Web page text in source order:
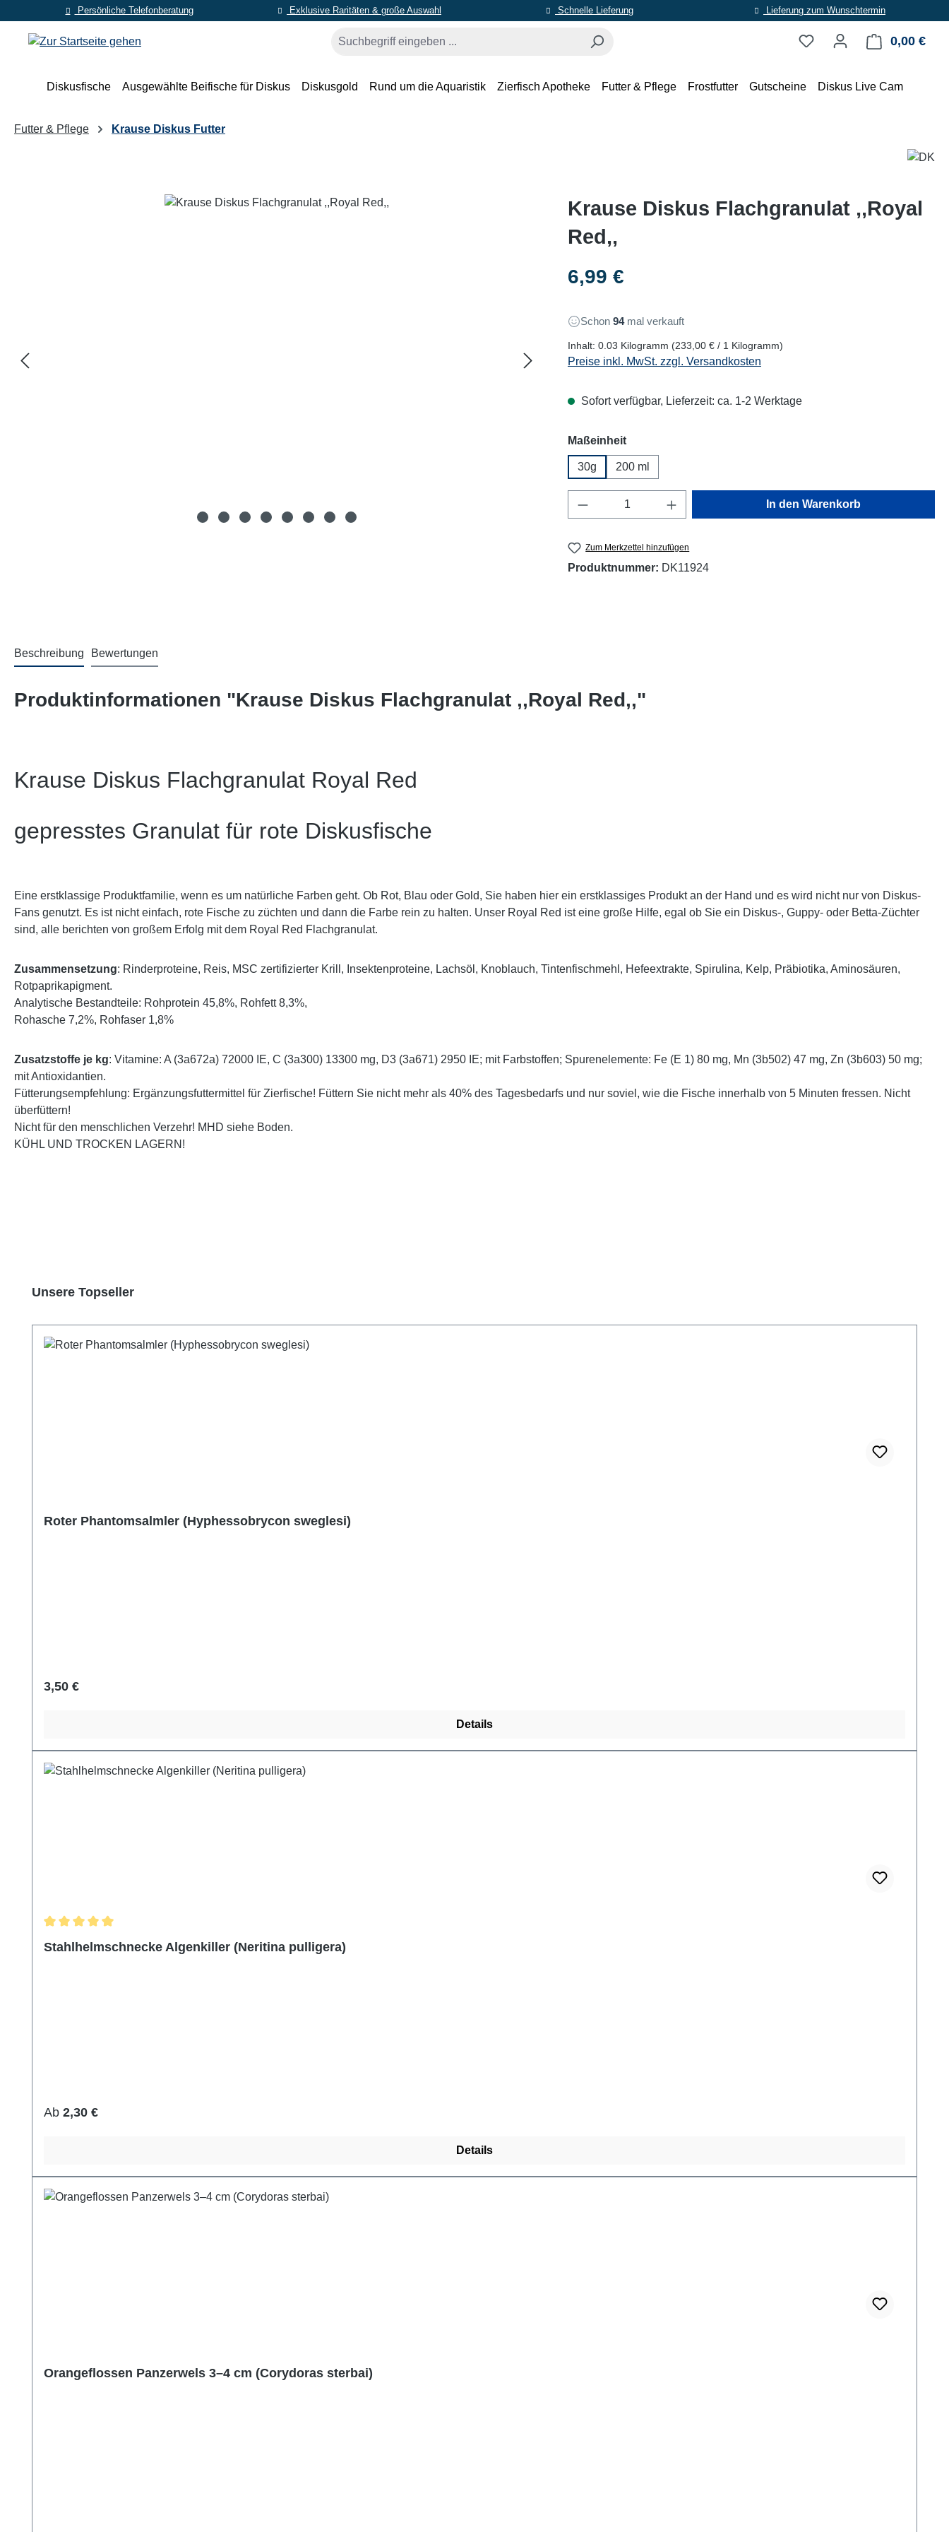
Hauptinhalt springen
Zur Suche springen
Zur Hauptnavigation springen
Persönliche Telefonberatung Exklusive Raritäten & große Auswahl Schnelle Lieferung Lieferung zum Wunschtermin
0,00 €
Diskusfische Ausgewählte Beifische für Diskus Diskusgold Rund um die Aquaristik Zierfisch Apotheke Futter & Pflege Frostfutter Gutscheine Diskus Live Cam
Futter & Pflege Krause Diskus Futter
Krause Diskus Flachgranulat ,,Royal
Red,,
Regulärer Preis:
6,99 €
Schon 94mal verkauft
Inhalt: 0.03 Kilogramm (233,00 € / 1 Kilogramm)
Preise inkl. MwSt. zzgl. Versandkosten
Sofort verfügbar, Lieferzeit: ca. 1-2 Werktage
Maßeinheitauswählen
30g 200 ml
Produkt Anzahl: Gib den gewünschten Wert ein
In den Warenkorb
Zum Merkzettel hinzufügen
Produktnummer: DK11924
Beschreibung Bewertungen
Produktinformationen "Krause Diskus Flachgranulat ,,Royal Red,,"
Krause Diskus Flachgranulat Royal Red
gepresstes Granulat für rote Diskusfische
Eine erstklassige Produktfamilie, wenn es um natürliche Farben geht. Ob Rot, Blau oder Gold, Sie haben hier ein erstklassiges Produkt an der Hand und es wird nicht nur von Diskus-
Fans genutzt. Es ist nicht einfach, rote Fische zu züchten und dann die Farbe rein zu halten. Unser Royal Red ist eine große Hilfe, egal ob Sie ein Diskus-, Guppy- oder Betta-Züchter
sind, alle berichten von großem Erfolg mit dem Royal Red Flachgranulat.
Zusammensetzung: Rinderproteine, Reis, MSC zertifizierter Krill, Insektenproteine, Lachsöl, Knoblauch, Tintenfischmehl, Hefeextrakte, Spirulina, Kelp, Präbiotika, Aminosäuren,
Rotpaprikapigment.
Analytische Bestandteile: Rohprotein 45,8%, Rohfett 8,3%,
Rohasche 7,2%, Rohfaser 1,8%
Zusatzstoffe je kg: Vitamine: A (3a672a) 72000 IE, C (3a300) 13300 mg, D3 (3a671) 2950 IE; mit Farbstoffen; Spurenelemente: Fe (E 1) 80 mg, Mn (3b502) 47 mg, Zn (3b603) 50 mg;
mit Antioxidantien.
Fütterungsempfehlung: Ergänzungsfuttermittel für Zierfische! Füttern Sie nicht mehr als 40% des Tagesbedarfs und nur soviel, wie die Fische innerhalb von 5 Minuten fressen. Nicht
überfüttern!
Nicht für den menschlichen Verzehr! MHD siehe Boden.
KÜHL UND TROCKEN LAGERN!
Produktgalerie überspringen
Unsere Topseller
Roter Phantomsalmler (Hyphessobrycon sweglesi)
Regulärer Preis:
3,50 €
Details
Durchschnittliche Bewertung von 5 von 5 Sternen
Stahlhelmschnecke Algenkiller (Neritina pulligera)
Regulärer Preis:
Ab 2,30 €
Details
Orangeflossen Panzerwels 3–4 cm (Corydoras sterbai)